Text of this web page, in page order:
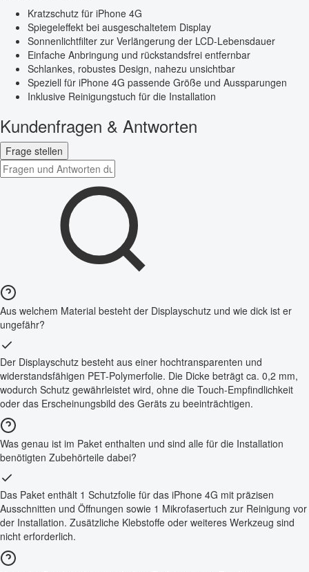
Kratzschutz für iPhone 4G
Spiegeleffekt bei ausgeschaltetem Display
Sonnenlichtfilter zur Verlängerung der LCD-Lebensdauer
Einfache Anbringung und rückstandsfrei entfernbar
Schlankes, robustes Design, nahezu unsichtbar
Speziell für iPhone 4G passende Größe und Aussparungen
Inklusive Reinigungstuch für die Installation
Kundenfragen & Antworten
Frage stellen
Aus welchem Material besteht der Displayschutz und wie dick ist er
ungefähr?
Der Displayschutz besteht aus einer hochtransparenten und
widerstandsfähigen PET-Polymerfolie. Die Dicke beträgt ca. 0,2 mm,
wodurch Schutz gewährleistet wird, ohne die Touch-Empfindlichkeit
oder das Erscheinungsbild des Geräts zu beeinträchtigen.
Was genau ist im Paket enthalten und sind alle für die Installation
benötigten Zubehörteile dabei?
Das Paket enthält 1 Schutzfolie für das iPhone 4G mit präzisen
Ausschnitten und Öffnungen sowie 1 Mikrofasertuch zur Reinigung vor
der Installation. Zusätzliche Klebstoffe oder weiteres Werkzeug sind
nicht erforderlich.